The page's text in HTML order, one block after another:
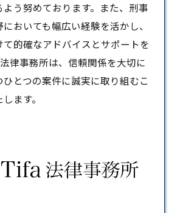
う努めております。また、刑事
おいても幅広い経験を活かし、
的確なアドバイスとサポートを
律事務所は、信頼関係を大切に
ひとつの案件に誠実に取り組むこ
ます。